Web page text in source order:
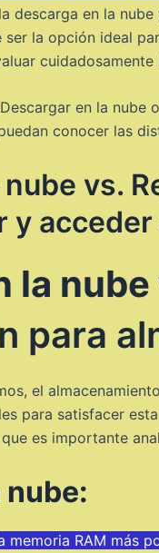
descarga en la
la opción ideal
en la
conocer las
vs.
y
la
para
el
para satisfacer
es importante
nube:
memoria RAM más